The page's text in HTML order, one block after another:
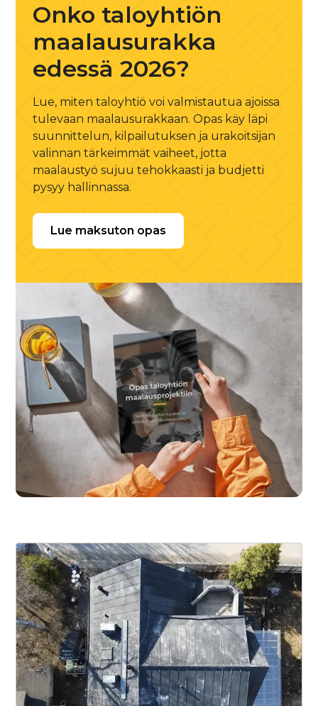
Onko taloyhtiön
maalausurakka
edessä 2026?
Lue, miten taloyhtiö voi valmistautua ajoissa
tulevaan maalausurakkaan. Opas käy läpi
suunnittelun, kilpailutuksen ja urakoitsijan
valinnan tärkeimmät vaiheet, jotta
maalaustyö sujuu tehokkaasti ja budjetti
pysyy hallinnassa.
Lue maksuton opas